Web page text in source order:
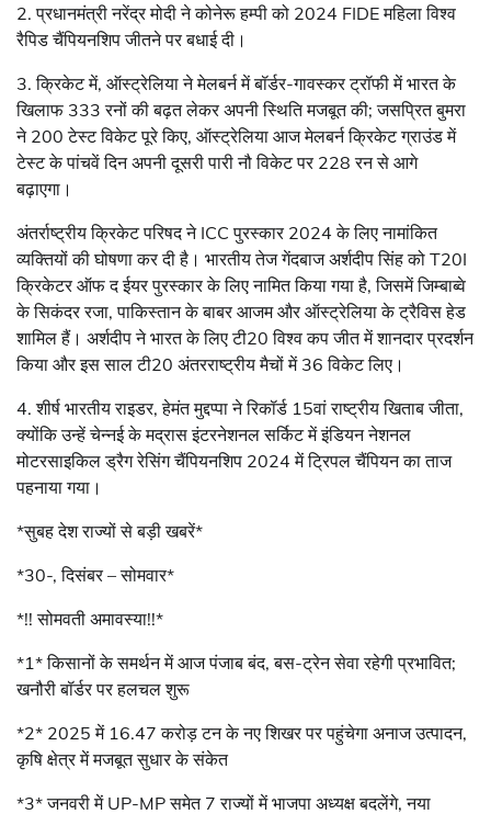
2. प्रधानमंत्री नरेंद्र मोदी ने कोनेरू हम्पी को 2024 FIDE महिला विश्व
रैपिड चैंपियनशिप जीतने पर बधाई दी।
3. क्रिकेट में, ऑस्ट्रेलिया ने मेलबर्न में बॉर्डर-गावस्कर ट्रॉफी में भारत के
खिलाफ 333 रनों की बढ़त लेकर अपनी स्थिति मजबूत की; जसप्रित बुमरा
ने 200 टेस्ट विकेट पूरे किए, ऑस्ट्रेलिया आज मेलबर्न क्रिकेट ग्राउंड में
टेस्ट के पांचवें दिन अपनी दूसरी पारी नौ विकेट पर 228 रन से आगे
बढ़ाएगा।
अंतर्राष्ट्रीय क्रिकेट परिषद ने ICC पुरस्कार 2024 के लिए नामांकित
व्यक्तियों की घोषणा कर दी है। भारतीय तेज गेंदबाज अर्शदीप सिंह को T20I
क्रिकेटर ऑफ द ईयर पुरस्कार के लिए नामित किया गया है, जिसमें जिम्बाब्वे
के सिकंदर रजा, पाकिस्तान के बाबर आजम और ऑस्ट्रेलिया के ट्रैविस हेड
शामिल हैं। अर्शदीप ने भारत के लिए टी20 विश्व कप जीत में शानदार प्रदर्शन
किया और इस साल टी20 अंतरराष्ट्रीय मैचों में 36 विकेट लिए।
4. शीर्ष भारतीय राइडर, हेमंत मुद्दप्पा ने रिकॉर्ड 15वां राष्ट्रीय खिताब जीता,
क्योंकि उन्हें चेन्नई के मद्रास इंटरनेशनल सर्किट में इंडियन नेशनल
मोटरसाइकिल ड्रैग रेसिंग चैंपियनशिप 2024 में ट्रिपल चैंपियन का ताज
पहनाया गया।
*सुबह देश राज्यों से बड़ी खबरें*
*30-, दिसंबर – सोमवार*
*!! सोमवती अमावस्या!!*
*1* किसानों के समर्थन में आज पंजाब बंद, बस-ट्रेन सेवा रहेगी प्रभावित;
खनौरी बॉर्डर पर हलचल शुरू
*2* 2025 में 16.47 करोड़ टन के नए शिखर पर पहुंचेगा अनाज उत्पादन,
कृषि क्षेत्र में मजबूत सुधार के संकेत
*3* जनवरी में UP-MP समेत 7 राज्यों में भाजपा अध्यक्ष बदलेंगे, नया